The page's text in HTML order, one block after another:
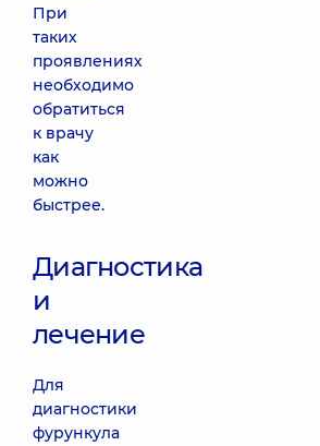
При
таких
проявлениях
необходимо
обратиться
к врачу
как
можно
быстрее.
Диагностика
и
лечение
Для
диагностики
фурункула